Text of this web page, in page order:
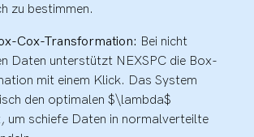
zu bestimmen.
Cox-Transformation: Bei nicht
Daten unterstützt NEXSPC die Box-
mit einem Klick. Das System
den optimalen $\lambda$
um schiefe Daten in normalverteilte